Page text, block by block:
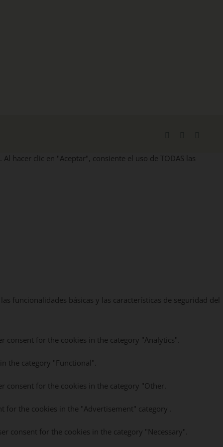
hacer clic en "Aceptar", consiente el uso de TODAS las
funcionalidades básicas y las características de seguridad del
consent for the cookies in the category "Analytics".
the category "Functional".
consent for the cookies in the category "Other.
for the cookies in the "Advertisement" category .
consent for the cookies in the category "Necessary".